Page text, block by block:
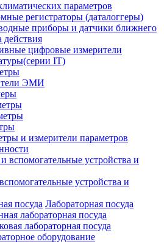
параметров
регистраторы (даталоггеры)
приборы и датчики ближнего
действия
цифровые измерители
IT)
ЭМИ
и измерители параметров
устройства и
Лабораторная посуда
лабораторная посуда
лабораторная посуда